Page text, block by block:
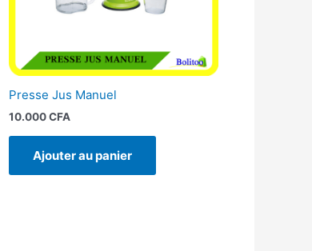
Presse Jus Manuel
10.000CFA
Ajouter au panier